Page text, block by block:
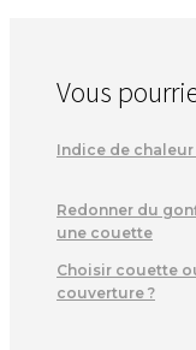
Vous
Indice de
Redonner du
une couette
Choisir couette
couverture ?